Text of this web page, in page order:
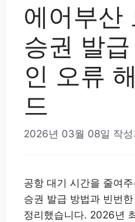
에어부산
승권 발
인 오류
드
2026년 03월 08일 작
공항 대기 시간을 줄여
승권 발급 방법과 빈번
정리했습니다. 2026년